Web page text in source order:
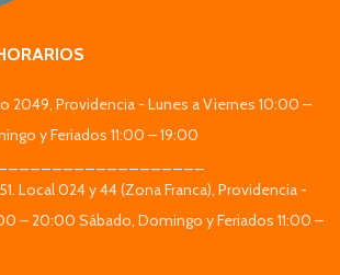
2049, Providencia - Lunes a Viernes 10:00 –
y Feriados 11:00 – 19:00
Local 024 y 44 (Zona Franca), Providencia -
– 20:00 Sábado, Domingo y Feriados 11:00 –